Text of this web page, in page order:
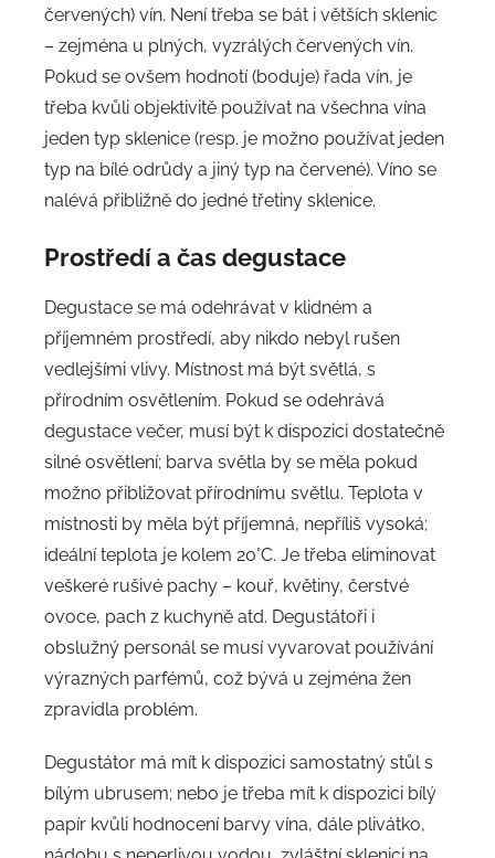
červených) vín. Není třeba se bát i větších sklenic
– zejména u plných, vyzrálých červených vín.
Pokud se ovšem hodnotí (boduje) řada vín, je
třeba kvůli objektivitě používat na všechna vína
jeden typ sklenice (resp. je možno používat jeden
typ na bílé odrůdy a jiný typ na červené). Víno se
nalévá přibližně do jedné třetiny sklenice.
Prostředí a čas degustace
Degustace se má odehrávat v klidném a
příjemném prostředí, aby nikdo nebyl rušen
vedlejšími vlivy. Místnost má být světlá, s
přírodním osvětlením. Pokud se odehrává
degustace večer, musí být k dispozici dostatečně
silné osvětlení; barva světla by se měla pokud
možno přibližovat přírodnímu světlu. Teplota v
místnosti by měla být příjemná, nepříliš vysoká;
ideální teplota je kolem 20°C. Je třeba eliminovat
veškeré rušivé pachy – kouř, květiny, čerstvé
ovoce, pach z kuchyně atd. Degustátoři i
obslužný personál se musí vyvarovat používání
výrazných parfémů, což bývá u zejména žen
zpravidla problém.
Degustátor má mít k dispozici samostatný stůl s
bílým ubrusem; nebo je třeba mít k dispozici bílý
papír kvůli hodnocení barvy vína, dále plivátko,